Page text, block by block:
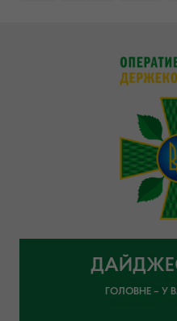
ГОЛОВНЕ – У